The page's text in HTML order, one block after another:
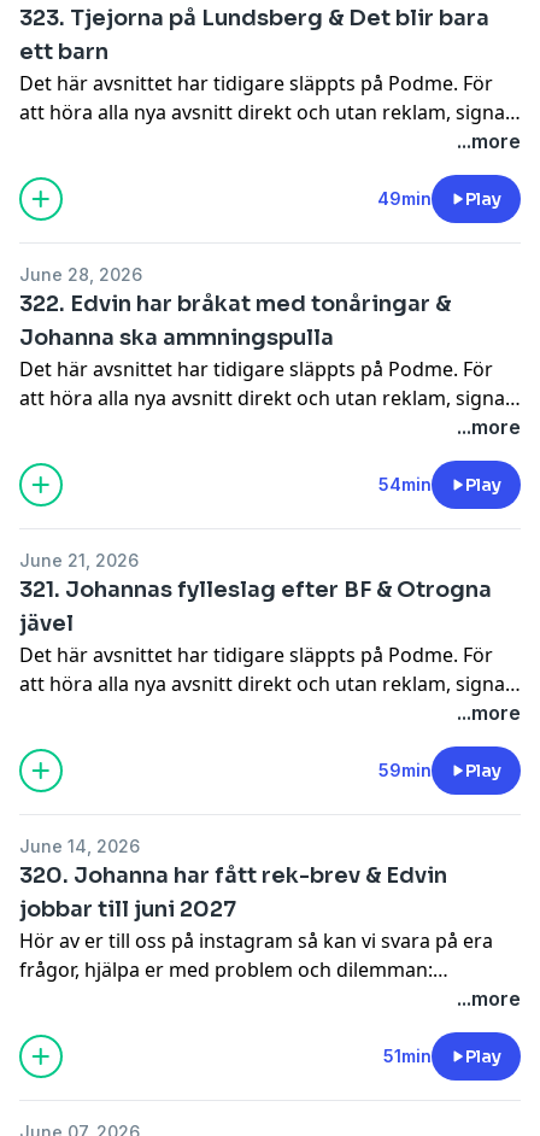
323. Tjejorna på Lundsberg & Det blir bara
ett barn
Det här avsnittet har tidigare släppts på Podme. För
att höra alla nya avsnitt direkt och utan reklam, signa
upp dig på Podme.Hör av er till oss på instagram så
kan vi svara på era frågor, hjälpa er med problem och
dilemman: @johannanordstrm &
@edvintornblom! ursäkta klipps och redigeras av
...more
49min Play
June 28, 2026
322. Edvin har bråkat med tonåringar &
Johanna ska ammningspulla
Det här avsnittet har tidigare släppts på Podme. För
att höra alla nya avsnitt direkt och utan reklam, signa
upp dig på Podme.Hör av er till oss på instagram så
kan vi svara på era frågor, hjälpa er med problem och
dilemman: @johannanordstrm &
@edvintornblom! ursäkta klipps och redigeras av
...more
54min Play
June 21, 2026
321. Johannas fylleslag efter BF & Otrogna
jävel
Det här avsnittet har tidigare släppts på Podme. För
att höra alla nya avsnitt direkt och utan reklam, signa
upp dig på Podme.Hör av er till oss på instagram så
kan vi svara på era frågor, hjälpa er med problem och
dilemman: @johannanordstrm &
@edvintornblom! ursäkta klipps och redigeras av
...more
59min Play
June 14, 2026
320. Johanna har fått rek-brev & Edvin
jobbar till juni 2027
Hör av er till oss på instagram så kan vi svara på era
frågor, hjälpa er med problem och dilemman:
@johannanordstrm & @edvintornblom! ursäkta klipps
och redigeras av Niklas Runsten @niklasrunsten
...more
51min Play
June 07, 2026